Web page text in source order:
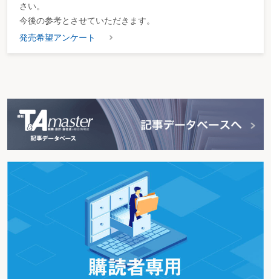
さい。
今後の参考とさせていただきます。
発売希望アンケート